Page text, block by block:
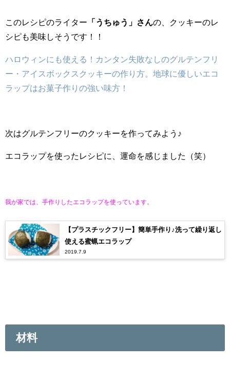
このレシピのライター 「うちゅう」さんの、クッキーのレ
シピも美味しそうです！！
ハロウィンにも使える！カンタン失敗なしのグルテンフリ
ー・アイスボックスクッキーの作り方。地球に優しいエコ
ラップはお菓子作りの強い味方！
次はグルテンフリーのクッキーを作ってみよう♪
エコラップを使ったレシピに、運命を感じました（笑）
我が家では、手作りしたエコラップを使っています。
【プラスチックフリー】簡単手作り♪洗って繰り返し
使える蜜蝋エコラップ
2019.7.9
材料